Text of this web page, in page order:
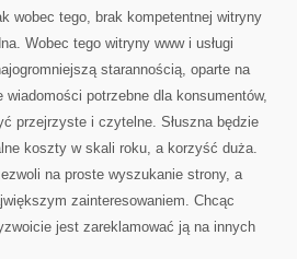
wobec tego, brak kompetentnej witryny
Wobec tego witryny www i usługi
starannością, oparte na
potrzebne dla konsumentów,
przejrzyste i czytelne. Słuszna będzie
koszty w skali roku, a korzyść duża.
na proste wyszukanie strony, a
zainteresowaniem. Chcąc
jest zareklamować ją na innych